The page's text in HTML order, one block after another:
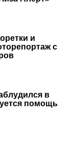
и
с
в
помощь